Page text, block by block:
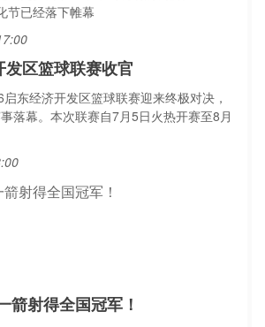
节已经落下帷幕
区篮球联赛收官
东经济开发区篮球联赛迎来终极对决，
落幕。本次联赛自7月5日火热开赛至8月
箭射得全国冠军！